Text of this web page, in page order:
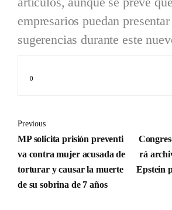
empresarios puedan
sugerencias durante este
0
Previous
MP solicita prisión preventi
va contra mujer acusada de
torturar y causar la muerte
de su sobrina de 7 años
rá
Epstein